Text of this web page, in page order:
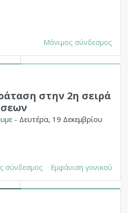
Μόνιμος σύνδεσμος
Χουπαςστην 2η σειρά
- Δευτέρα, 19 Δεκεμβρίου
σύνδεσμος Εμφάνιση γονικού